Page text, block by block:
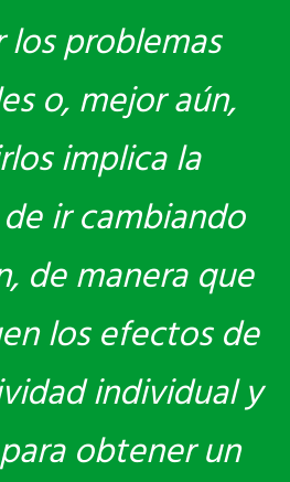
Saber más
los problemas
o, mejor aún,
implica la
ir cambiando
de manera que
los efectos de
individual y
obtener un